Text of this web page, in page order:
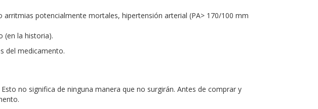
potencialmente mortales, hipertensión arterial (PA> 170/100 mm
(en la historia).
del medicamento.
no significa de ninguna manera que no surgirán. Antes de comprar y